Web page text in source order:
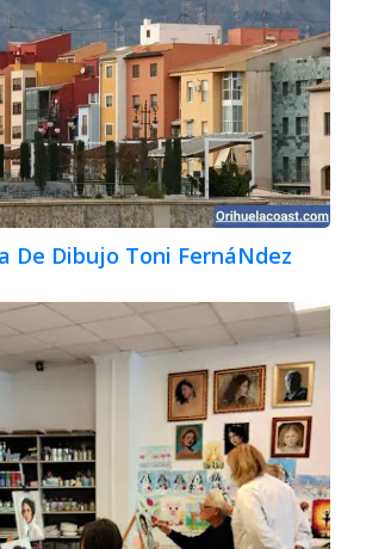
De Dibujo Toni FernáNdez